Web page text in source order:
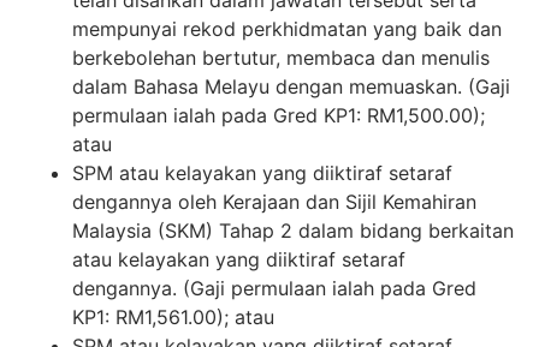
mempunyai rekod perkhidmatan yang baik dan
berkebolehan bertutur, membaca dan menulis
dalam Bahasa Melayu dengan memuaskan. (Gaji
permulaan ialah pada Gred KP1: RM1,500.00);
atau
SPM atau kelayakan yang diiktiraf setaraf
dengannya oleh Kerajaan dan Sijil Kemahiran
Malaysia (SKM) Tahap 2 dalam bidang berkaitan
atau kelayakan yang diiktiraf setaraf
dengannya. (Gaji permulaan ialah pada Gred
KP1: RM1,561.00); atau